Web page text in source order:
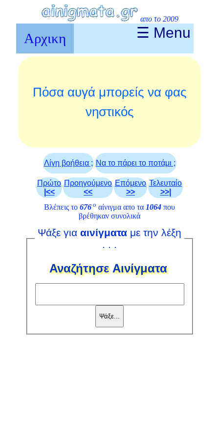
απο το 2009
Αρχικη ☰ Menu
Πόσα αυγά μπορείς να φας
νηστικός
Λίγη βοήθεια ; Να το πάρει το ποτάμι ;
Πρώτο
|<<
Προηγούμενο
<<
Επόμενο
>>
Τελευταίο
>>|
Βλέπεις το 676 ο αίνιγμα απο τα 1064 που
βρέθηκαν συνολικά
Ψάξε για αινίγματα με την λέξη
. . .
Αναζήτησε Αινίγματα